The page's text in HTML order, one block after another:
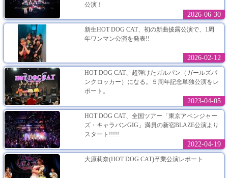
公演！
2026-06-30
新生HOT DOG CAT、初の新曲披露公演で、1周
年ワンマン公演を発表!!
2026-02-12
HOT DOG CAT、超弾けたガルパン（ガールズパ
ンクロッカー）になる。５周年記念単独公演をレ
ポート。
2023-04-05
HOT DOG CAT、全国ツアー「東京アベンジャー
ズ・キャラバンGIG」満員の新宿BLAZE公演より
スタート!!!!!
2022-04-19
大原莉奈(HOT DOG CAT)卒業公演レポート